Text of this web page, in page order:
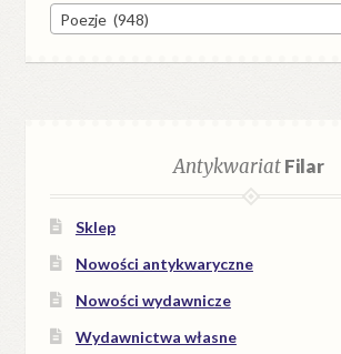
Poezje (948)
AntykwariatFilar
Sklep
Nowości antykwaryczne
Nowości wydawnicze
Wydawnictwa własne